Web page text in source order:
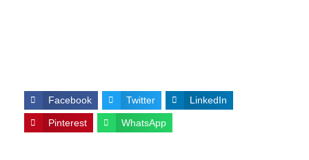
Facebook Twitter LinkedIn
Pinterest WhatsApp